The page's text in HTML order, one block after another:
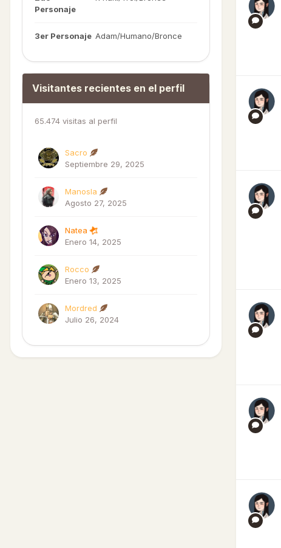
Personaje
3er Personaje Adam/Humano/Bronce
Visitantes recientes en el perfil
65.474 visitas al perfil
Sacro
Septiembre 29, 2025
Manosla
Agosto 27, 2025
Natea
Enero 14, 2025
Rocco
Enero 13, 2025
Mordred
Julio 26, 2024